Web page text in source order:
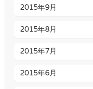
2015年9月
2015年8月
2015年7月
2015年6月